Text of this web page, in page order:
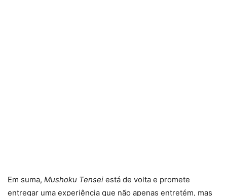
Em suma, Mushoku Tensei está de volta e promete
entregar uma experiência que não apenas entretém, mas